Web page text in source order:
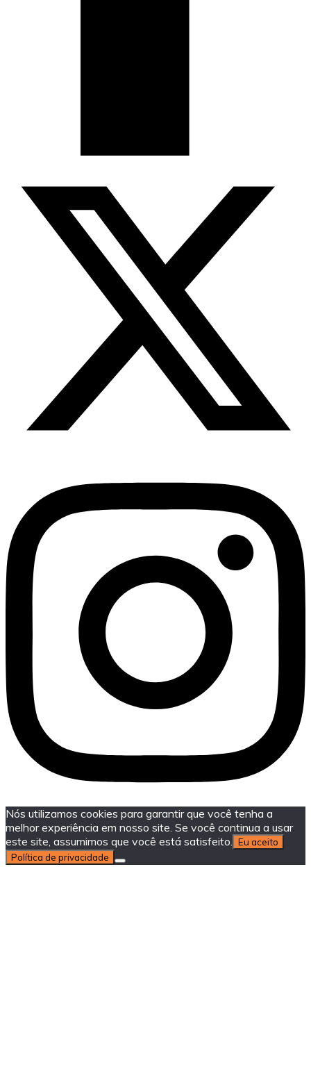
Nós utilizamos cookies para garantir que você tenha a
melhor experiência em nosso site. Se você continua a usar
este site, assumimos que você está satisfeito. Eu aceito
Política de privacidade